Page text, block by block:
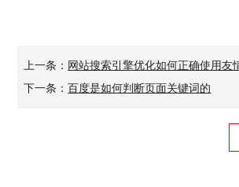
上一条： 网站搜索引擎优化如何正确使用友
下一条：百度是如何判断页面关键词的